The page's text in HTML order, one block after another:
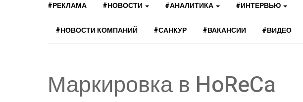
#РЕКЛАМА #НОВОСТИ #АНАЛИТИКА #ИНТЕРВЬЮ
#НОВОСТИ КОМПАНИЙ #САНКУР #ВАКАНСИИ #ВИДЕО
Маркировка в HoReCa